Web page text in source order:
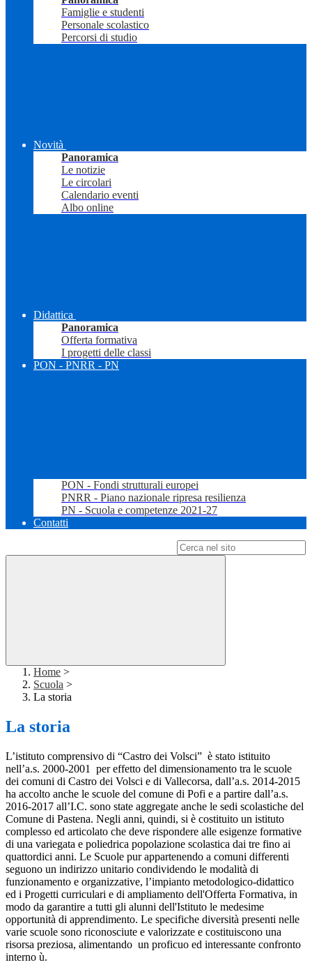
Famiglie e studenti
Personale scolastico
Percorsi di studio
Novità
Panoramica
Le notizie
Le circolari
Calendario eventi
Albo online
Didattica
Panoramica
Offerta formativa
I progetti delle classi
PON - PNRR - PN
PON - Fondi strutturali europei
PNRR - Piano nazionale ripresa resilienza
PN - Scuola e competenze 2021-27
Contatti
Home >
Scuola >
La storia
La storia
L’istituto comprensivo di “Castro dei Volsci” è stato istituito
nell’a.s. 2000-2001 per effetto del dimensionamento tra le scuole
dei comuni di Castro dei Volsci e di Vallecorsa, dall’a.s. 2014-2015
ha accolto anche le scuole del comune di Pofi e a partire dall’a.s.
2016-2017 all’I.C. sono state aggregate anche le sedi scolastiche del
Comune di Pastena. Negli anni, quindi, si è costituito un istituto
complesso ed articolato che deve rispondere alle esigenze formative
di una variegata e poliedrica popolazione scolastica dai tre fino ai
quattordici anni. Le Scuole pur appartenendo a comuni differenti
seguono un indirizzo unitario condividendo le modalità di
funzionamento e organizzative, l’impianto metodologico-didattico
ed i Progetti curriculari e di ampliamento dell'Offerta Formativa, in
modo da garantire a tutti gli alunni dell'Istituto le medesime
opportunità di apprendimento. Le specifiche diversità presenti nelle
varie scuole sono riconosciute e valorizzate e costituiscono una
risorsa preziosa, alimentando un proficuo ed interessante confronto
interno ù.